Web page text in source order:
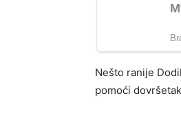
Nešto ranije
pomoći